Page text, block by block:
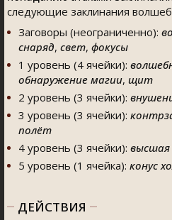
следующие заклинания
Заговоры (неограниченно):
снаряд, свет, фокусы
1 уровень (4 ячейки):
обнаружение магии, щит
2 уровень (3 ячейки):
3 уровень (3 ячейки):
полёт
4 уровень (3 ячейки): высшая
5 уровень (1 ячейка): конус
ДЕЙСТВИЯ